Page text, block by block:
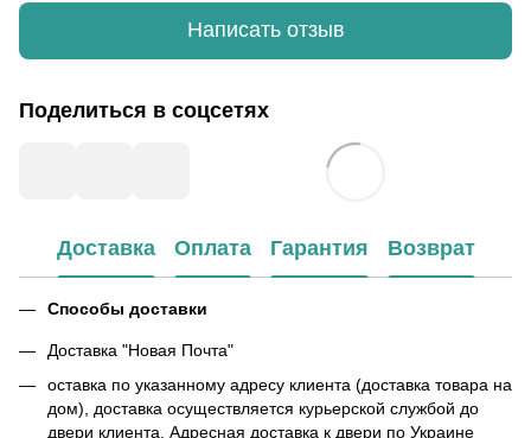
Написать отзыв
Поделиться в соцсетях
Доставка Оплата Гарантия Возврат
Способы доставки
Доставка "Новая Почта"
оставка по указанному адресу клиента (доставка товара на
дом), доставка осуществляется курьерской службой до
двери клиента. Адресная доставка к двери по Украине